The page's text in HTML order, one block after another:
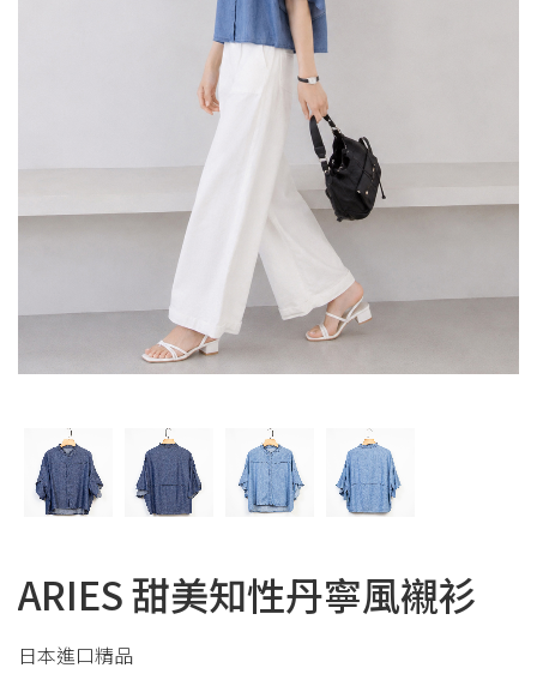
ARIES 甜美知性丹寧風襯衫
日本進口精品